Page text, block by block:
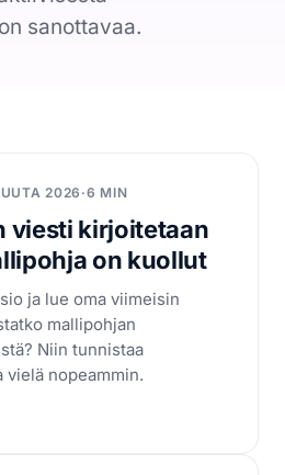
yhdessä
sanottavaa.
2026 ·6 MIN
viesti kirjoitetaan
on kuollut
ja lue oma viimeisin
mallipohjan
Niin tunnistaa
vielä nopeammin.